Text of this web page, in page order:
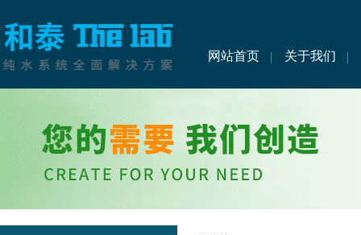
网站首页 关于我们